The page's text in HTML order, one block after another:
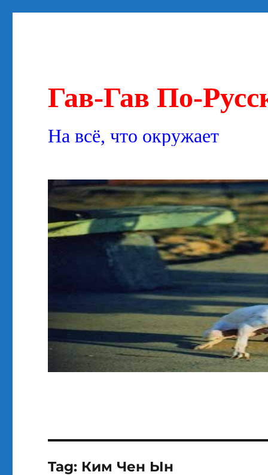
Гав-Гав По-
На всё, что окружает
Tag: Ким Чен Ын